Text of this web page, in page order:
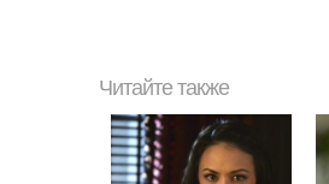
Читайте также